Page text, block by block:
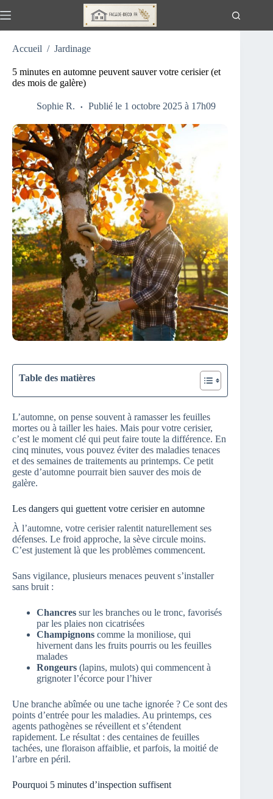
au
Accueil / Jardinage
5 minutes en automne peuvent sauver votre cerisier (et
des mois de galère)
Sophie R. Publié le 1 octobre 2025 à 17h09
Table des matières
L’automne, on pense souvent à ramasser les feuilles
mortes ou à tailler les haies. Mais pour votre cerisier,
c’est le moment clé qui peut faire toute la différence. En
cinq minutes, vous pouvez éviter des maladies tenaces
et des semaines de traitements au printemps. Ce petit
geste d’automne pourrait bien sauver des mois de
galère.
Les dangers qui guettent votre cerisier en automne
À l’automne, votre cerisier ralentit naturellement ses
défenses. Le froid approche, la sève circule moins.
C’est justement là que les problèmes commencent.
Sans vigilance, plusieurs menaces peuvent s’installer
sans bruit :
Chancres sur les branches ou le tronc, favorisés
par les plaies non cicatrisées
Champignons comme la moniliose, qui
hivernent dans les fruits pourris ou les feuilles
malades
Rongeurs (lapins, mulots) qui commencent à
grignoter l’écorce pour l’hiver
Une branche abîmée ou une tache ignorée ? Ce sont des
points d’entrée pour les maladies. Au printemps, ces
agents pathogènes se réveillent et s’étendent
rapidement. Le résultat : des centaines de feuilles
tachées, une floraison affaiblie, et parfois, la moitié de
l’arbre en péril.
Pourquoi 5 minutes d’inspection suffisent